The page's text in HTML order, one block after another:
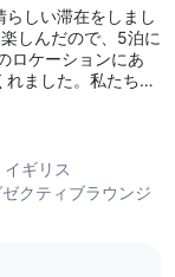
not as practical
available in the
delivery. This is
to provide, and
f
しい滞在をしまし
しんだので、5泊に
ました。私たちは
喜んで再び宿泊し
イギリス
クティブラウンジ